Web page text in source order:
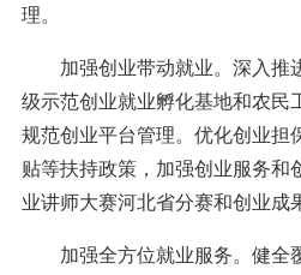
理。
加强创业带动就业。深入推
级示范创业就业孵化基地和农民
规范创业平台管理。优化创业担
贴等扶持政策，加强创业服务和
业讲师大赛河北省分赛和创业成
加强全方位就业服务。健全